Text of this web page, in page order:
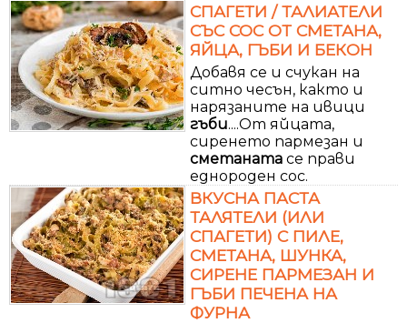
СПАГЕТИ / ТАЛИАТЕЛИ
СЪС СОС ОТ СМЕТАНА,
ЯЙЦА, ГЪБИ И БЕКОН
Добавя се и счукан на
ситно чесън, както и
нарязаните на ивици
гъби....От яйцата,
сиренето пармезан и
сметаната се прави
еднороден сос.
ВКУСНА ПАСТА
ТАЛЯТЕЛИ (ИЛИ
СПАГЕТИ) С ПИЛЕ,
СМЕТАНА, ШУНКА,
СИРЕНЕ ПАРМЕЗАН И
ГЪБИ ПЕЧЕНА НА
ФУРНА